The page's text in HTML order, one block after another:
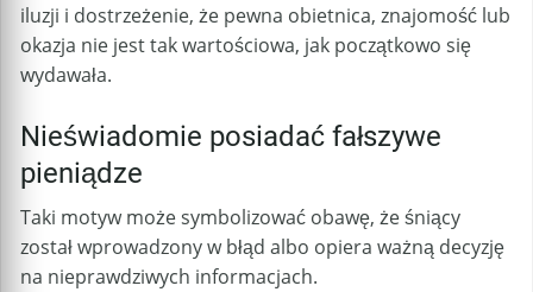
iluzji i dostrzeżenie, że pewna obietnica, znajomość lub
okazja nie jest tak wartościowa, jak początkowo się
wydawała.
Nieświadomie posiadać fałszywe
pieniądze
Taki motyw może symbolizować obawę, że śniący
został wprowadzony w błąd albo opiera ważną decyzję
na nieprawdziwych informacjach.